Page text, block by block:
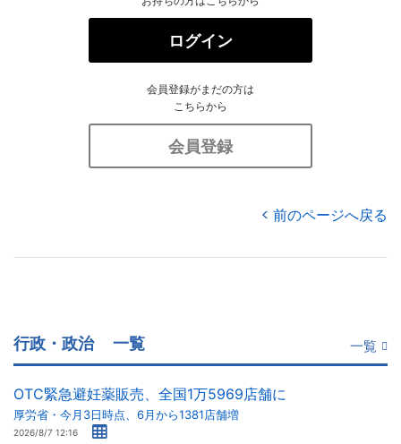
ログイン
会員登録がまだの方は
こちらから
会員登録
前のページへ戻る
行政・政治 一覧 一覧
OTC緊急避妊薬販売、全国1万5969店舗に
厚労省・今月3日時点、6月から1381店舗増
2026/8/7 12:16